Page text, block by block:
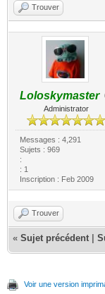
Trouver
Loloskymaster
Administrator
Messages : 4,291
Sujets : 969
:
: 1
Inscription : Feb 2009
Trouver
« Sujet précédent
Voir une version